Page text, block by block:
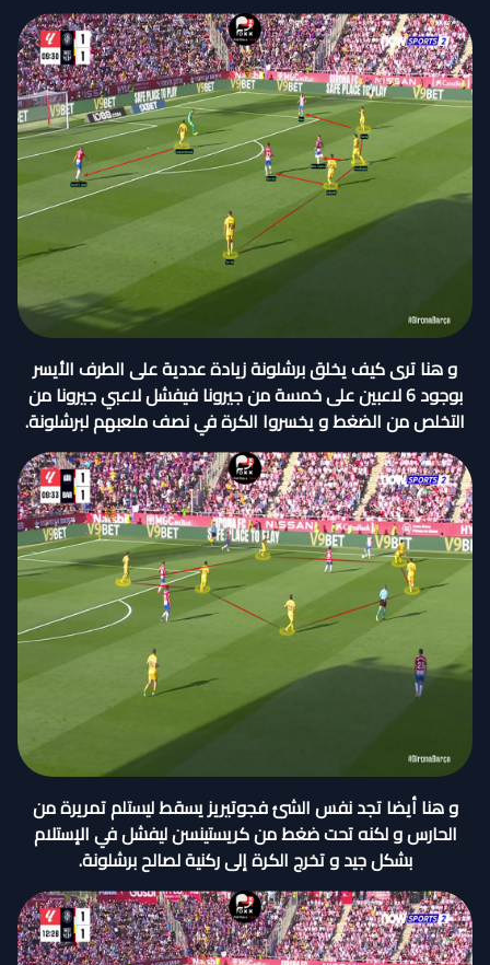
و هنا ترى كيف يخلق برشلونة زيادة عددية على الطرف الأيسر
بوجود 6 لاعبين على خمسة من جيرونا فيفشل لاعبي جيرونا من
التخلص من الضغط و يخسروا الكرة في نصف ملعبهم لبرشلونة.
و هنا أيضا تجد نفس الشئ فجوتيريز يسقط ليستلم تمريرة من
الحارس و لكنه تحت ضغط من كريستينسن ليفشل في الإستلام
بشكل جيد و تخرج الكرة إلى ركنية لصالح برشلونة.